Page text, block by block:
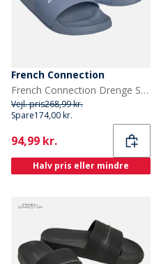
French Connection
French Connection Drenge Seler Sandaler Light Blue/White Logo
Vejl. pris268,99 kr.
Spare174,00 kr.
Current
94,99 kr.
Halv pris eller mindre